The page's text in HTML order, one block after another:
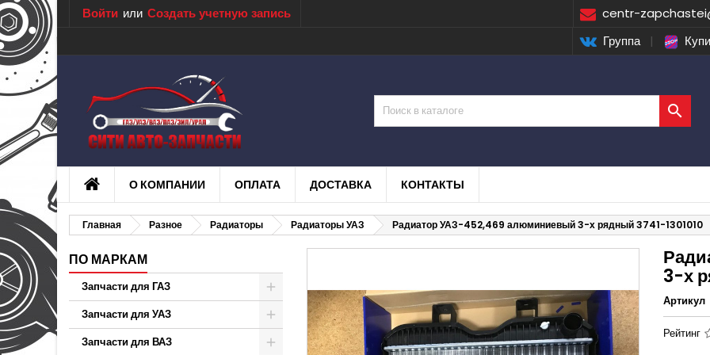
centr-
Войти или Создать учетную запись
Группа |

О КОМПАНИИ ОПЛАТА ДОСТАВКА КОНТАКТЫ
Главная Разное Радиаторы Радиаторы УАЗ Радиатор УАЗ-452,469 алюминиевый 3-х рядный 3741-1301010
ПО МАРКАМ
Запчасти для ГАЗ
Запчасти для УАЗ
Запчасти для ВАЗ
3-х
Артикул
Рейтинг